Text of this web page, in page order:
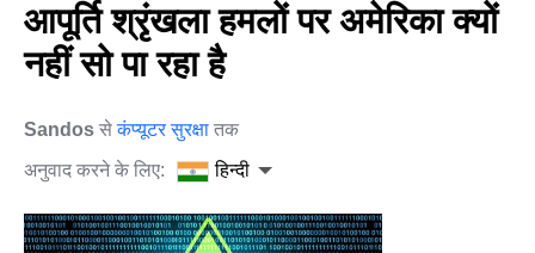
आपूर्ति श्रृंखला हमलों पर अमेरिका क्यों
नहीं सो पा रहा है
Sandos सेकंप्यूटर सुरक्षा तक
अनुवाद करने के लिए:
हिन्दी